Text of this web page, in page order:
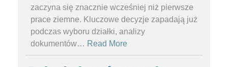
zaczyna się znacznie wcześniej niż pierwsze
prace ziemne. Kluczowe decyzje zapadają już
podczas wyboru działki, analizy
dokumentów… Read More